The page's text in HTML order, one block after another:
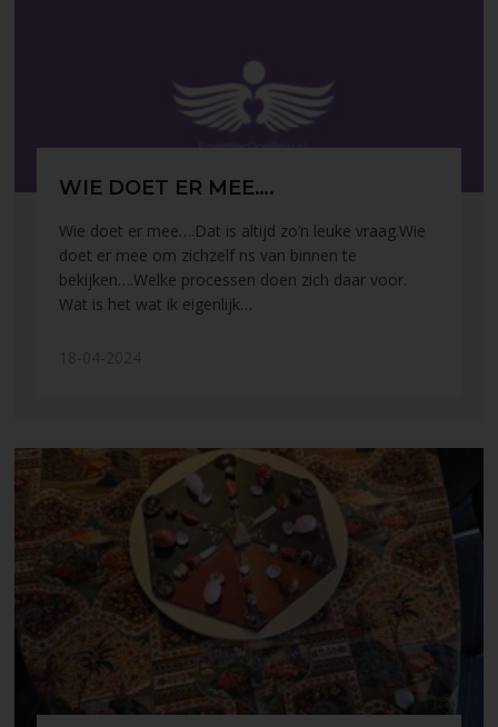
WIE DOET ER MEE….
Wie doet er mee….Dat is altijd zo’n leuke vraag.Wie
doet er mee om zichzelf ns van binnen te
bekijken….Welke processen doen zich daar voor.
Wat is het wat ik eigenlijk…